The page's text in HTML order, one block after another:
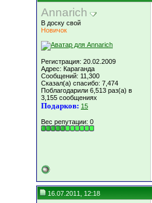
Annarich
В доску свой
Новичок
Регистрация: 20.02.2009
Адрес: Караганда
Сообщений: 11,300
Сказал(а) спасибо: 7,474
Поблагодарили 6,513 раз(а) в
3,155 сообщениях
Подарков: 15
Вес репутации: 0
16.07.2011, 12:18